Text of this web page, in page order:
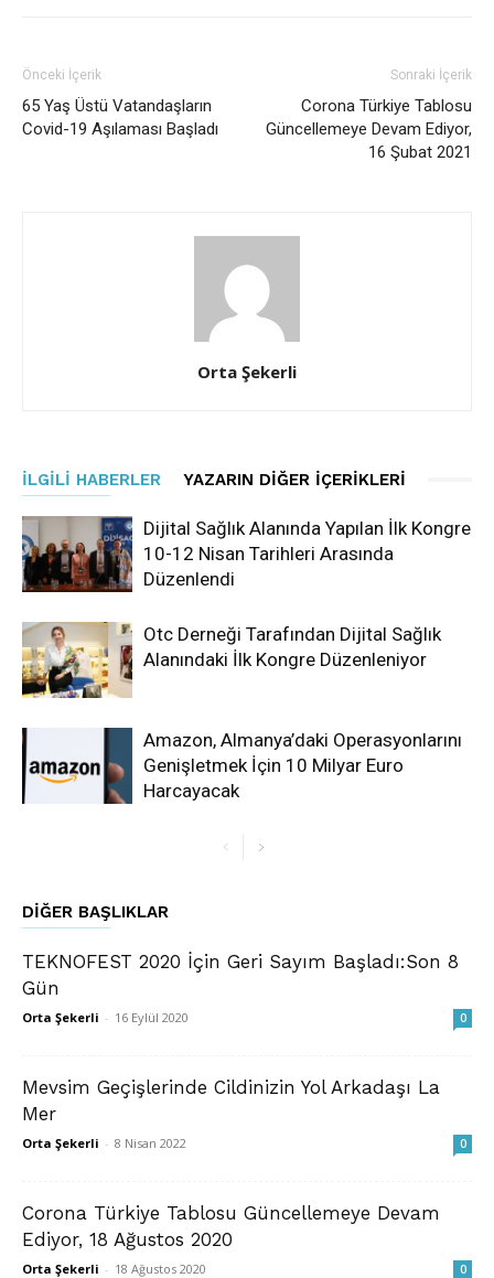
Önceki İçerik
65 Yaş Üstü Vatandaşların
Covid-19 Aşılaması Başladı
Sonraki İçerik
Corona Türkiye Tablosu
Güncellemeye Devam Ediyor,
16 Şubat 2021
Orta Şekerli
İLGILI HABERLER YAZARIN DIĞER İÇERIKLERI
Dijital Sağlık Alanında Yapılan İlk Kongre
10-12 Nisan Tarihleri Arasında
Düzenlendi
Otc Derneği Tarafından Dijital Sağlık
Alanındaki İlk Kongre Düzenleniyor
Amazon, Almanya’daki Operasyonlarını
Genişletmek İçin 10 Milyar Euro
Harcayacak
DIĞER BAŞLIKLAR
TEKNOFEST 2020 İçin Geri Sayım Başladı:Son 8
Gün
Orta Şekerli - 16 Eylül 2020 0
Mevsim Geçişlerinde Cildinizin Yol Arkadaşı La
Mer
Orta Şekerli - 8 Nisan 2022 0
Corona Türkiye Tablosu Güncellemeye Devam
Ediyor, 18 Ağustos 2020
Orta Şekerli - 18 Ağustos 2020 0